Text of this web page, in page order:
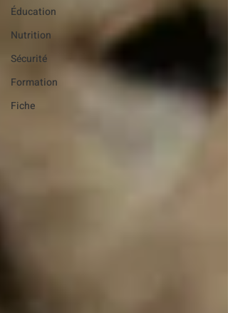
Éducation
Nutrition
Sécurité
Formation
Fiche